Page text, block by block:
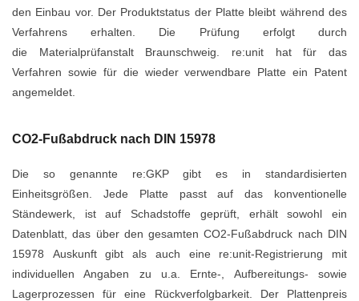
den Einbau vor. Der Produktstatus der Platte bleibt während des
Verfahrens erhalten. Die Prüfung erfolgt durch
die Materialprüfanstalt Braunschweig. re:unit hat für das
Verfahren sowie für die wieder verwendbare Platte ein Patent
angemeldet.
CO2-Fußabdruck nach DIN 15978
Die so genannte re:GKP gibt es in standardisierten
Einheitsgrößen. Jede Platte passt auf das konventionelle
Ständewerk, ist auf Schadstoffe geprüft, erhält sowohl ein
Datenblatt, das über den gesamten CO2-Fußabdruck nach DIN
15978 Auskunft gibt als auch eine re:unit-Registrierung mit
individuellen Angaben zu u.a. Ernte-, Aufbereitungs- sowie
Lagerprozessen für eine Rückverfolgbarkeit. Der Plattenpreis